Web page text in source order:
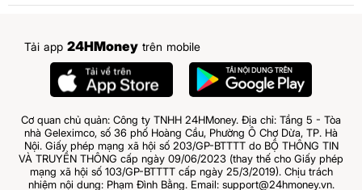
Tải app 24HMoney trên mobile
Cơ quan chủ quản: Công ty TNHH 24HMoney. Địa chỉ: Tầng 5 - Tòa
nhà Geleximco, số 36 phố Hoàng Cầu, Phường Ô Chợ Dừa, TP. Hà
Nội. Giấy phép mạng xã hội số 203/GP-BTTTT do BỘ THÔNG TIN
VÀ TRUYỀN THÔNG cấp ngày 09/06/2023 (thay thế cho Giấy phép
mạng xã hội số 103/GP-BTTTT cấp ngày 25/3/2019). Chịu trách
nhiệm nội dung: Phạm Đình Bằng. Email: support@24hmoney.vn.